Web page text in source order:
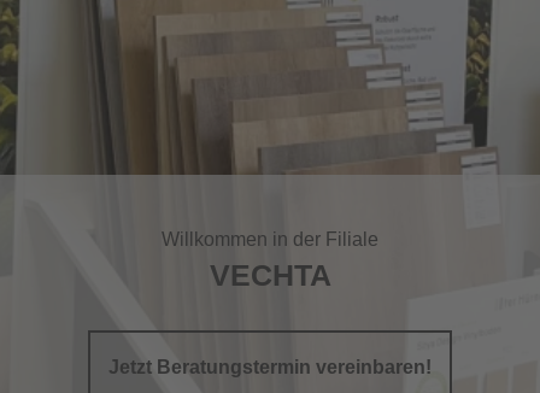
Willkommen in der Filiale
VECHTA
Jetzt Beratungstermin vereinbaren!